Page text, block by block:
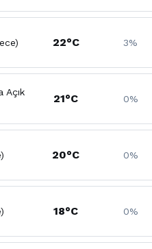
22°C 3%
Açık
21°C 0%
20°C 0%
18°C 0%